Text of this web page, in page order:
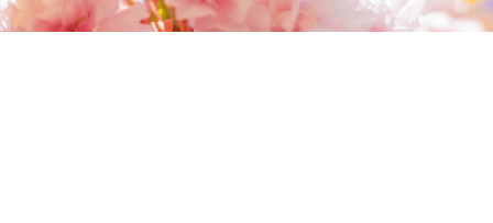
我們相信您值得最好的